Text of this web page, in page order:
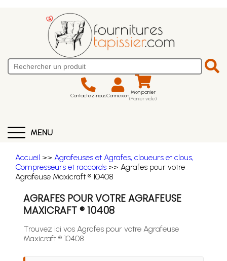
Contactez-nousConnexion Mon panier
(Panier vide)
MENU
Accueil >> Agrafeuses et Agrafes, cloueurs et clous,
Compresseurs et raccords >> Agrafes pour votre
Agrafeuse Maxicraft ® 10408
AGRAFES POUR VOTRE AGRAFEUSE
MAXICRAFT ® 10408
Trouvez ici vos Agrafes pour votre Agrafeuse
Maxicraft ® 10408